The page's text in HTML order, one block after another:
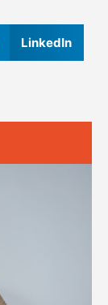
LinkedIn